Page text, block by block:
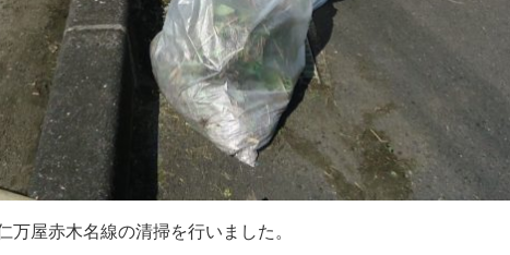
屋赤木名線の清掃を行いました。